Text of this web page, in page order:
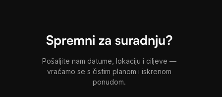
Spremni za suradnju?
Pošaljite nam datume, lokaciju i ciljeve —
vraćamo se s čistim planom i iskrenom
ponudom.